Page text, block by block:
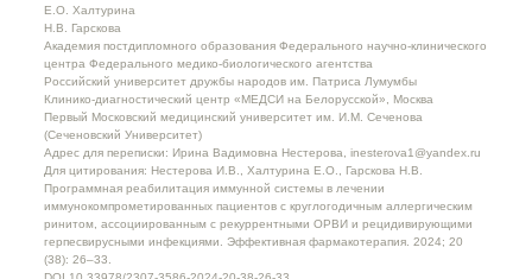
Е.О. Халтурина
Н.В. Гарскова
Академия постдипломного образования Федерального научно-клинического
центра Федерального медико-биологического агентства
Российский университет дружбы народов им. Патриса Лумумбы
Клинико-диагностический центр «МЕДСИ на Белорусской», Москва
Первый Московский медицинский университет им. И.М. Сеченова
(Сеченовский Университет)
Адрес для переписки: Ирина Вадимовна Нестерова, inesterova1@yandex.ru
Для цитирования: Нестерова И.В., Халтурина Е.О., Гарскова Н.В.
Программная реабилитация иммунной системы в лечении
иммунокомпрометированных пациентов с круглогодичным аллергическим
ринитом, ассоциированным с рекуррентными ОРВИ и рецидивирующими
герпесвирусными инфекциями. Эффективная фармакотерапия. 2024; 20
(38): 26–33.